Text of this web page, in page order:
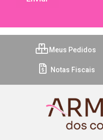
Meus Pedidos
Notas Fiscais